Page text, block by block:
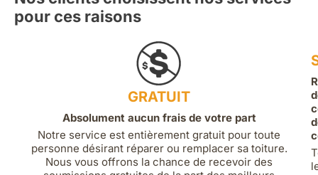
pour ces raisons
GRATUIT
Absolument aucun frais de votre part
Notre service est entièrement gratuit pour toute
personne désirant réparer ou remplacer sa toiture.
Nous vous offrons la chance de recevoir des